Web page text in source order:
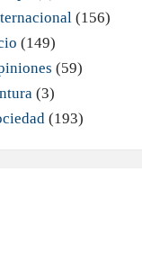
(156)
(149)
(59)
(3)
(193)